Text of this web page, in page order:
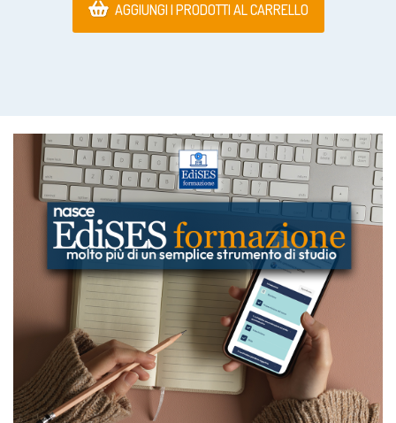
AGGIUNGI I PRODOTTI AL CARRELLO